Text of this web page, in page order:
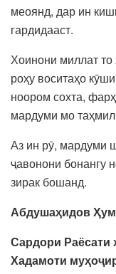
меоянд, дар ин
гардидааст.
Хоинони миллат
роҳу воситаҳо
ноором сохта,
мардуми мо
Аз ин рӯ, мардуми
ҷавонони бонангу
зирак бошанд.
Абдушаҳидов
Сардори Раёсати
Хадамоти